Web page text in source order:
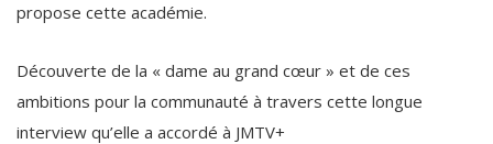
propose cette académie.
Découverte de la « dame au grand cœur » et de ces
ambitions pour la communauté à travers cette longue
interview qu’elle a accordé à JMTV+